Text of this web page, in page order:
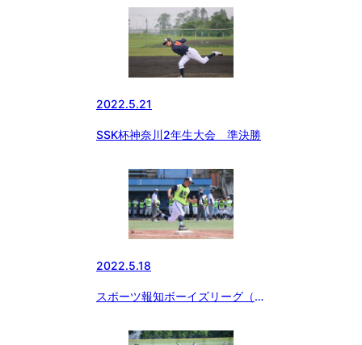
2022.5.21
SSK杯神奈川2年生大会 準決勝
2022.5.18
スポーツ報知ボーイズリーグ（東